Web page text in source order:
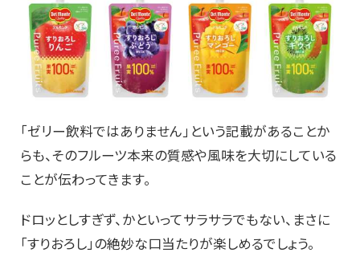
「ゼリー飲料ではありません」という記載があることか
らも、そのフルーツ本来の質感や風味を大切にしている
ことが伝わってきます。
ドロッとしすぎず、かといってサラサラでもない、まさに
「すりおろし」の絶妙な口当たりが楽しめるでしょう。